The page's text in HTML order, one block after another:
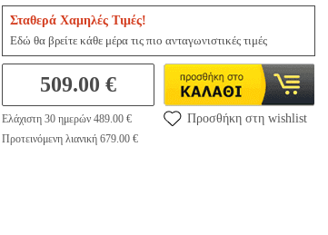
Σταθερά Χαμηλές Τιμές!
Εδώ θα βρείτε κάθε μέρα τις πιο ανταγωνιστικές τιμές
509.00 €
Ελάχιστη 30 ημερών 489.00 €
Προτεινόμενη λιανική 679.00 €
Προσθήκη στη wishlist